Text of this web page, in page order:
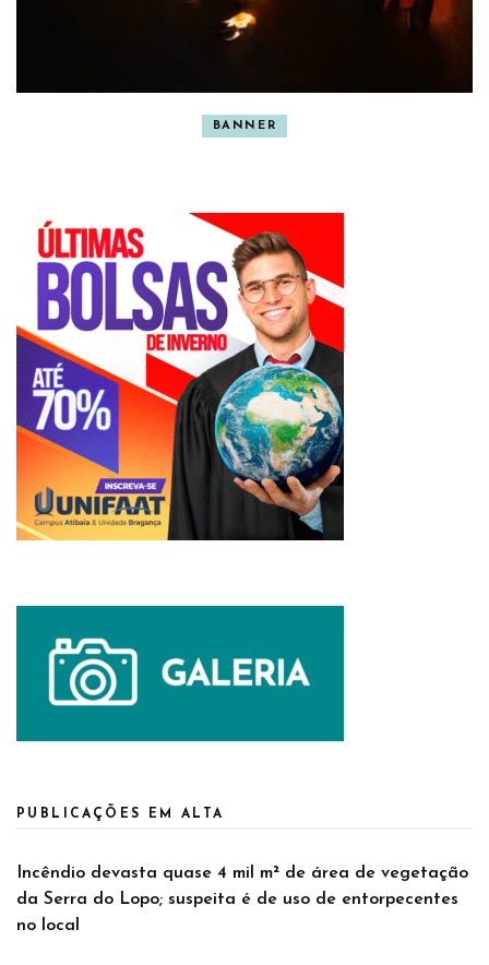
BANNER
PUBLICAÇÕES EM ALTA
Incêndio devasta quase 4 mil m² de área de vegetação
da Serra do Lopo; suspeita é de uso de entorpecentes
no local